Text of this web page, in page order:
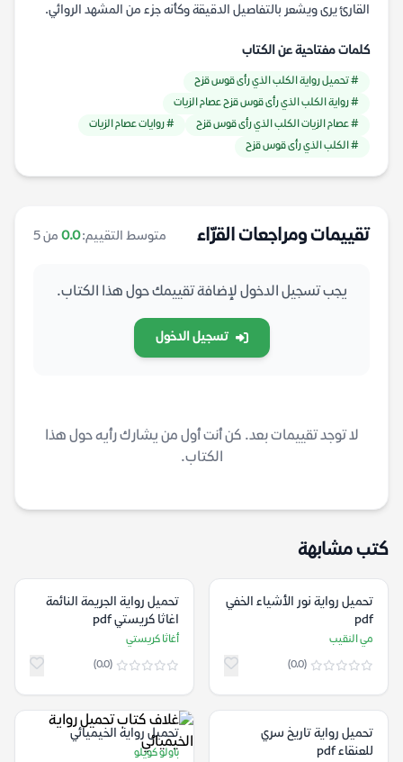
القارئ يرى ويشعر بالتفاصيل الدقيقة وكأنه جزء من المشهد الروائي.
كلمات مفتاحية عن الكتاب
# تحميل رواية الكلب الذي رأى قوس قزح
# رواية الكلب الذي رأى قوس قزح عصام الزيات
# عصام الزيات الكلب الذي رأى قوس قزح
# روايات عصام الزيات
# الكلب الذي رأى قوس قزح
تقييمات ومراجعات القرّاء متوسط التقييم:0.0 من 5
يجب تسجيل الدخول لإضافة تقييمك حول هذا الكتاب.
تسجيل الدخول
لا توجد تقييمات بعد. كن أنت أول من يشارك رأيه حول هذا
الكتاب.
كتب مشابهة
تحميل رواية نور الأشياء الخفي
pdf
مي النقيب
(0.0)
تحميل رواية الجريمة النائمة
اغاثا كريستي pdf
أغاثا كريستي
(0.0)
تحميل رواية تاريخ سري
للعنقاء pdf
تحميل رواية الخيميائي
باولو كويلو